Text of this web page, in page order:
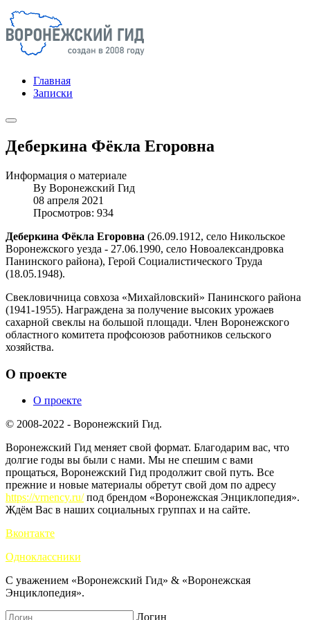
Главная
Записки
Деберкина Фёкла Егоровна
Информация о материале
By Воронежский Гид
08 апреля 2021
Просмотров: 934
Деберкина Фёкла Егоровна (26.09.1912, село Никольское
Воронежского уезда - 27.06.1990, село Новоалександровка
Панинского района), Герой Социалистического Труда
(18.05.1948).
Свекловичница совхоза «Михайловский» Панинского района
(1941-1955). Награждена за получение высоких урожаев
сахарной свеклы на большой площади. Член Воронежского
областного комитета профсоюзов работников сельского
хозяйства.
О проекте
О проекте
© 2008-2022 - Воронежский Гид.
Воронежский Гид меняет свой формат. Благодарим вас, что
долгие годы вы были с нами. Мы не спешим с вами
прощаться, Воронежский Гид продолжит свой путь. Все
прежние и новые материалы обретут свой дом по адресу
https://vrnency.ru/под брендом «Воронежская Энциклопедия».
Ждём Вас в наших социальных группах и на сайте.
Вконтакте
Одноклассники
С уважением «Воронежский Гид» & «Воронежская
Энциклопедия».
Логин